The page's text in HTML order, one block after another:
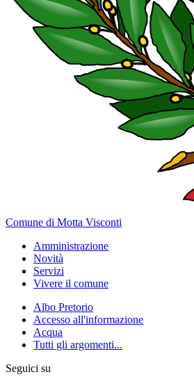
Comune di Motta Visconti
Amministrazione
Novità
Servizi
Vivere il comune
Albo Pretorio
Accesso all'informazione
Acqua
Tutti gli argomenti...
Seguici su